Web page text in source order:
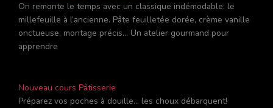
On remonte le temps avec un classique indémodable: le
millefeuille à l’ancienne. Pâte feuilletée dorée, crème vanille
onctueuse, montage précis… Un atelier gourmand pour
apprendre
Nouveau cours Pâtisserie
Préparez vos poches à douille… les choux débarquent!